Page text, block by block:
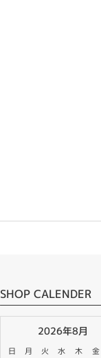
SHOP CALENDER
2026年8月
日 月 火 水 木 金